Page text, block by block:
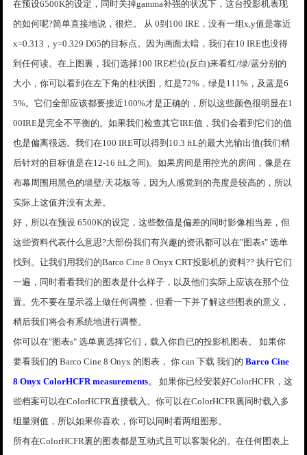
在预设6500K的设定，同时关掉gamma补强的状况下，这台投影机表现
的如何呢?简单直接地说，很烂。 从 0到100 IRE，没有一组x,y值是靠近
x=0.313，y=0.329 D65的目标点。因为画面太暗，我们在10 IRE也没得
到任何读。在上图裏，我们选择100 IRE栏位(反白)来看红/绿/蓝分别的
大小，你可以看到在左下角的柱状图，红是72%，绿是111%，及蓝是6
5%。它们全部应该都要接近100%才是正确的，所以这些颜色很明显在1
00IRE是完全不平衡的。如果我们检查其它IRE值，我们会看到它们的值
也是偏离很远。我们在100 IRE可以得到10.3 ftL的最大光输出值(我们稍
后针对的目标值是在12-16 ftL之间)。如果房间是用控光的房间，像是在
布幕周围用黑色的墙壁/天花板等，因为人感觉到的亮度是较高的，所以
实际上这值并没有太差。
好，所以在预设 6500K的设定，这些数值是偏差的同时影像相当差，但
这些资料代表什么意思?大部份我们有兴趣的资讯都可以在"图表s" 选单
找到。让我们用我们的Barco Cine 8 Onyx CRT投影机的资料?? 执行它们
一遍，同时看看我们的图表是什么样子，以及他们实际上应该在那个位
置。先不要在显示器上做任何调整，但看一下并了解这些图表的意义，
稍后我们将会有系统地进行调整。
你可以在"图表s" 选单裏选择它们，载入你自已的投影机图表。 如果你
要看我们的 Barco Cine 8 Onyx 的图表， 你 can 下载 我们的Barco Cine
8 Onyx ColorHCFR measurements。 如果你已经安装好ColorHCFR，这
些档案可以在ColorHCFR直接载入。你可以在ColorHCFR裏同时载入多
组量测值，所以如果你喜欢，你可以同时看两组图形。
所有在ColorHCFR裏的图表都是互动式且可以客製化的。在任何图表上